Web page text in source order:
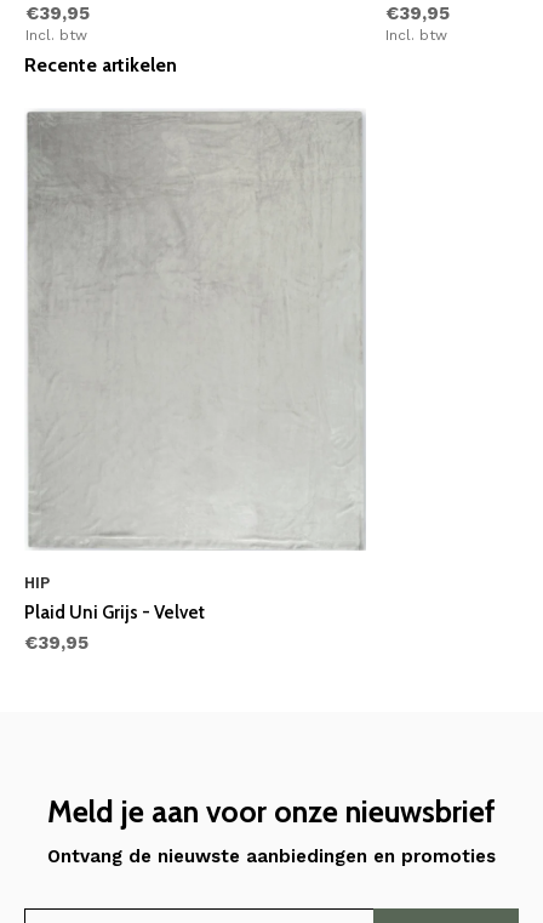
€39,95
Incl. btw
€39,95
Incl. btw
Recente artikelen
HIP
Plaid Uni Grijs - Velvet
€39,95
Meld je aan voor onze nieuwsbrief
Ontvang de nieuwste aanbiedingen en promoties